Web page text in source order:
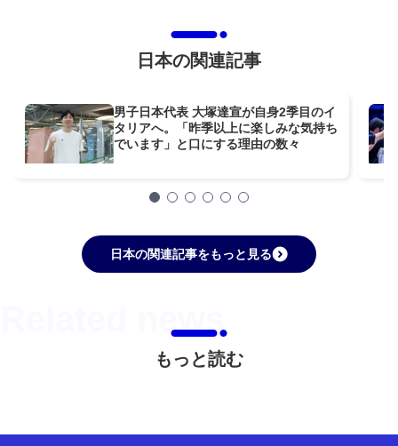
日本の関連記事
男子日本代表 大塚達宣が自身2季目のイ
タリアへ。「昨季以上に楽しみな気持ち
でいます」と口にする理由の数々
日本の関連記事をもっと見る
もっと読む